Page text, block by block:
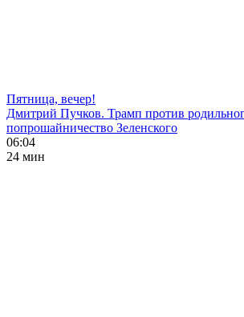
Пятница, вечер!
Дмитрий Пучков. Трамп против
попрошайничество Зеленского
06:04
24 мин